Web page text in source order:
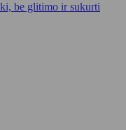
be glitimo ir sukurti